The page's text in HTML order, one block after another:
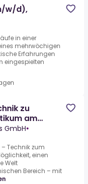
w/d),
in einer
mehrwöchigen
Erfahrungen
eingespielten
zu
am
GmbH•
Technik zum
einen
Welt
Bereich – mit